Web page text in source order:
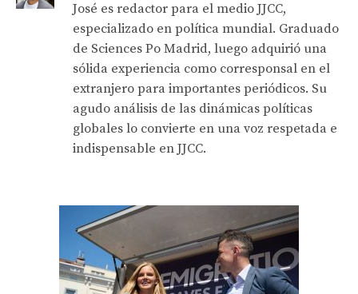
José es redactor para el medio JJCC,
especializado en política mundial. Graduado
de Sciences Po Madrid, luego adquirió una
sólida experiencia como corresponsal en el
extranjero para importantes periódicos. Su
agudo análisis de las dinámicas políticas
globales lo convierte en una voz respetada e
indispensable en JJCC.